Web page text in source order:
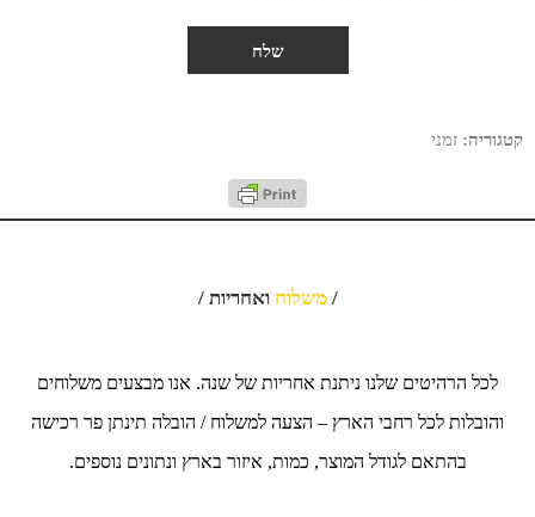
קטגוריה: זמני
/משלוח ואחריות /
לכל הרהיטים שלנו ניתנת אחריות של שנה. אנו מבצעים משלוחים
והובלות לכל רחבי הארץ – הצעה למשלוח / הובלה תינתן פר רכישה
בהתאם לגודל המוצר, כמות, איזור בארץ ונתונים נוספים.